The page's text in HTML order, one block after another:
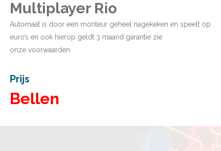
Multiplayer Rio
Automaat is door een monteur geheel nagekeken en speelt op
euro’s en ook hierop geldt 3 maand garantie zie
onze voorwaarden
Prijs
Bellen